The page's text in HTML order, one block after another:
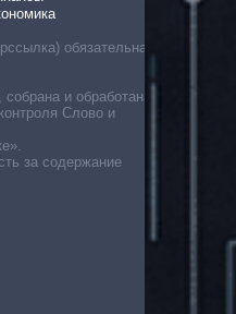
обязательна
и обработана
Слово и
за содержание